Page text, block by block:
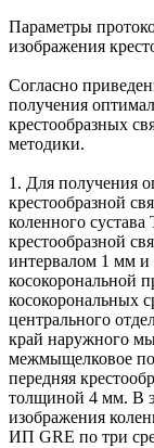
Параметры
изображения
Согласно
получения
крестообразных
методики.
1. Для получения
крестообразной
коленного
крестообразной
интервалом 1 мм
косокорональной
косокорональных
центрального
край наружного
межмыщелковое
передняя
толщиной 4 мм. В
изображения
ИП GRE по три